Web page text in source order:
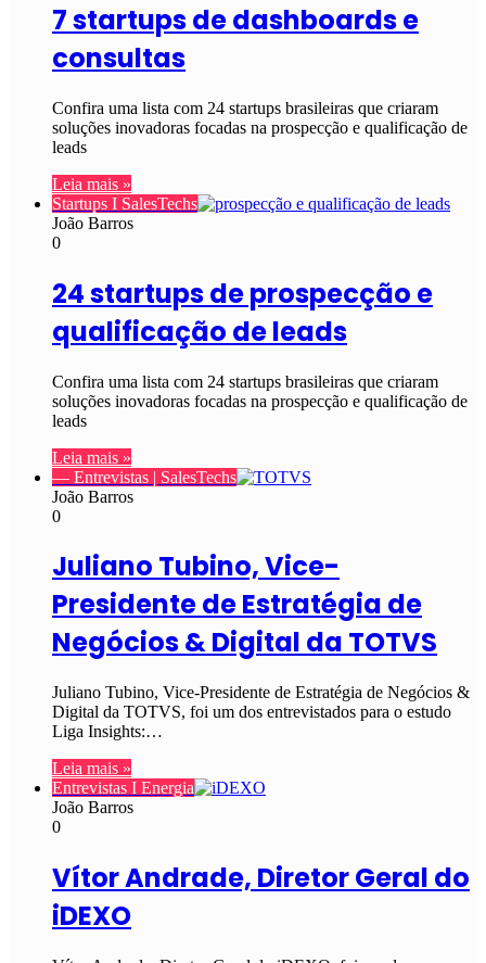
7 startups de dashboards e
consultas
Confira uma lista com 24 startups brasileiras que criaram
soluções inovadoras focadas na prospecção e qualificação de
leads
Leia mais »
Startups I SalesTechs
João Barros
0
24 startups de prospecção e
qualificação de leads
Confira uma lista com 24 startups brasileiras que criaram
soluções inovadoras focadas na prospecção e qualificação de
leads
Leia mais »
— Entrevistas | SalesTechs
João Barros
0
Juliano Tubino, Vice-
Presidente de Estratégia de
Negócios & Digital da TOTVS
Juliano Tubino, Vice-Presidente de Estratégia de Negócios &
Digital da TOTVS, foi um dos entrevistados para o estudo
Liga Insights:…
Leia mais »
Entrevistas I Energia
João Barros
0
Vítor Andrade, Diretor Geral do
iDEXO